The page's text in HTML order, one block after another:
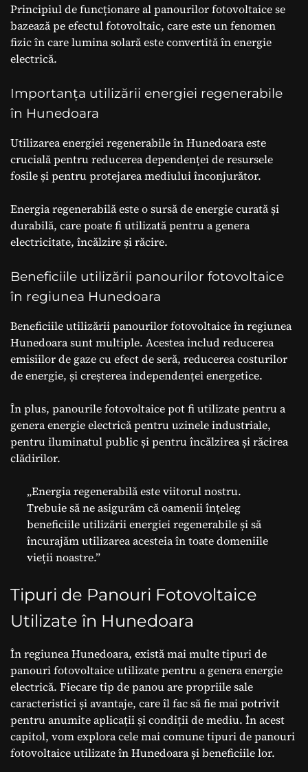
Principiul de funcționare al panourilor fotovoltaice se
bazează pe efectul fotovoltaic, care este un fenomen
fizic în care lumina solară este convertită în energie
electrică.
Importanța utilizării energiei regenerabile
în Hunedoara
Utilizarea energiei regenerabile în Hunedoara este
crucială pentru reducerea dependenței de resursele
fosile și pentru protejarea mediului înconjurător.
Energia regenerabilă este o sursă de energie curată și
durabilă, care poate fi utilizată pentru a genera
electricitate, încălzire și răcire.
Beneficiile utilizării panourilor fotovoltaice
în regiunea Hunedoara
Beneficiile utilizării panourilor fotovoltaice în regiunea
Hunedoara sunt multiple. Acestea includ reducerea
emisiilor de gaze cu efect de seră, reducerea costurilor
de energie, și creșterea independenței energetice.
În plus, panourile fotovoltaice pot fi utilizate pentru a
genera energie electrică pentru uzinele industriale,
pentru iluminatul public și pentru încălzirea și răcirea
clădirilor.
„Energia regenerabilă este viitorul nostru.
Trebuie să ne asigurăm că oamenii înțeleg
beneficiile utilizării energiei regenerabile și să
încurajăm utilizarea acesteia în toate domeniile
vieții noastre.”
Tipuri de Panouri Fotovoltaice
Utilizate în Hunedoara
În regiunea Hunedoara, există mai multe tipuri de
panouri fotovoltaice utilizate pentru a genera energie
electrică. Fiecare tip de panou are propriile sale
caracteristici și avantaje, care îl fac să fie mai potrivit
pentru anumite aplicații și condiții de mediu. În acest
capitol, vom explora cele mai comune tipuri de panouri
fotovoltaice utilizate în Hunedoara și beneficiile lor.